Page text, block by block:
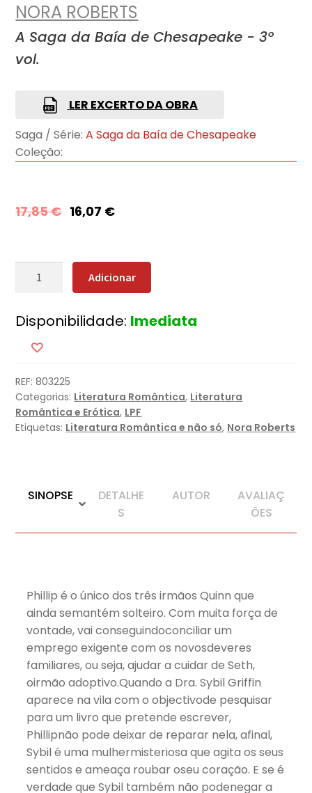
NORA ROBERTS
A Saga da Baía de Chesapeake - 3º
vol.
LER EXCERTO DA OBRA
Saga / Série: A Saga da Baía de Chesapeake
Coleção:
17,85€ 16,07 €
Quantidade
de
Abrigo
Adicionar
Disponibilidade: Imediata
REF:803225
Categorias: Literatura Romântica, Literatura
Romântica e Erótica, LPF
Etiquetas: Literatura Romântica e não só, Nora Roberts
SINOPSE
DETALHE
S
AUTOR
AVALIAÇ
ÕES
Phillip é o único dos três irmãos Quinn que
ainda semantém solteiro. Com muita força de
vontade, vai conseguindoconciliar um
emprego exigente com os novosdeveres
familiares, ou seja, ajudar a cuidar de Seth,
oirmão adoptivo.Quando a Dra. Sybil Griffin
aparece na vila com o objectivode pesquisar
para um livro que pretende escrever,
Phillipnão pode deixar de reparar nela, afinal,
Sybil é uma mulhermisteriosa que agita os seus
sentidos e ameaça roubar oseu coração. E se é
verdade que Sybil também não podenegar a